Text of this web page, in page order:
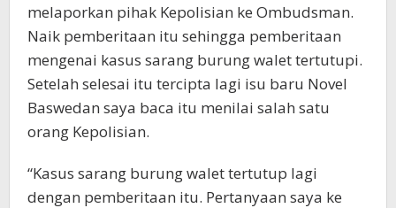
melaporkan pihak Kepolisian ke Ombudsman.
Naik pemberitaan itu sehingga pemberitaan
mengenai kasus sarang burung walet tertutupi.
Setelah selesai itu tercipta lagi isu baru Novel
Baswedan saya baca itu menilai salah satu
orang Kepolisian.
“Kasus sarang burung walet tertutup lagi
dengan pemberitaan itu. Pertanyaan saya ke